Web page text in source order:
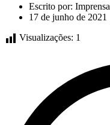
Escrito por: Imprensa
17 de junho de 2021
Visualizações: 1